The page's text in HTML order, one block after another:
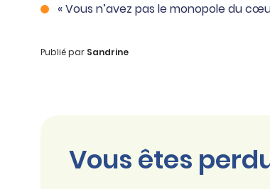
« Vous n’avez pas le monopole du
Publié par Sandrine
Vous êtes